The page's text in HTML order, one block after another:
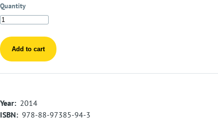
Quantity
Year
2014
ISBN
978-88-97385-94-3